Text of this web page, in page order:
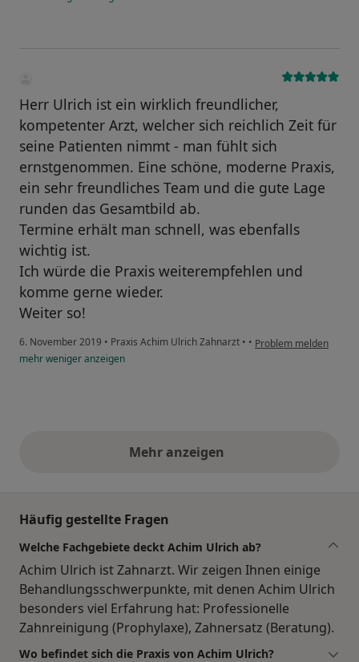
Herr Ulrich ist ein wirklich freundlicher,
kompetenter Arzt, welcher sich reichlich Zeit für
seine Patienten nimmt - man fühlt sich
ernstgenommen. Eine schöne, moderne Praxis,
ein sehr freundliches Team und die gute Lage
runden das Gesamtbild ab.
Termine erhält man schnell, was ebenfalls
wichtig ist.
Ich würde die Praxis weiterempfehlen und
komme gerne wieder.
Weiter so!
6. November 2019 • Praxis Achim Ulrich Zahnarzt • • Problem melden
mehrwenigeranzeigen
Mehr anzeigenobige Stellungnahmen
Häufig gestellte Fragen
Welche Fachgebiete deckt Achim Ulrich ab?
Achim Ulrich ist Zahnarzt. Wir zeigen Ihnen einige
Behandlungsschwerpunkte, mit denen Achim Ulrich
besonders viel Erfahrung hat: Professionelle
Zahnreinigung (Prophylaxe), Zahnersatz (Beratung).
Wo befindet sich die Praxis von Achim Ulrich?